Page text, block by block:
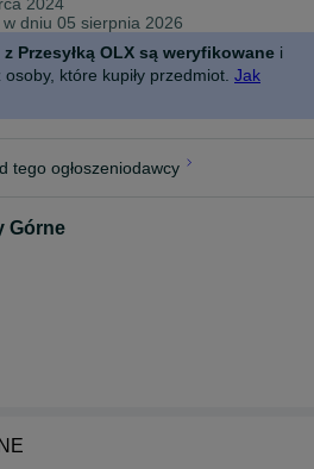
zamontować nowe baterie
dniu 05 sierpnia 2026
Przesyłką OLX są weryfikowane i
które kupiły przedmiot. Jak
tego ogłoszeniodawcy
Górne